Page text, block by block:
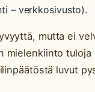
– verkkosivusto).
mutta ei
mielenkiinto
luvut